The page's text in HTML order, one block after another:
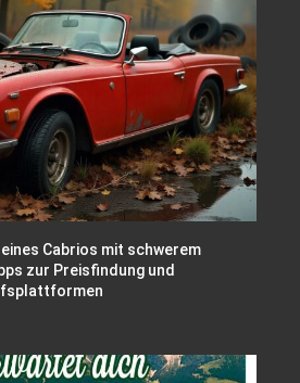
Cabrios mit schwerem
zur Preisfindung und